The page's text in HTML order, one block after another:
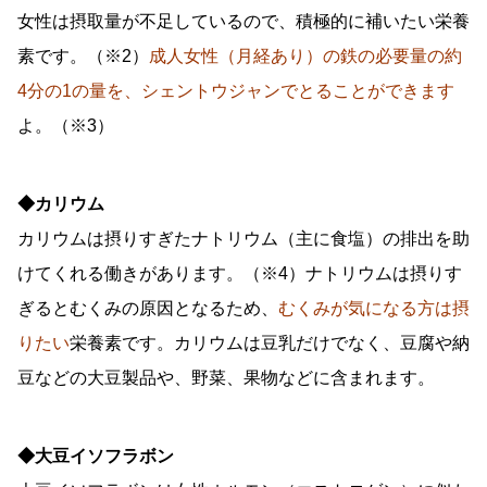
女性は摂取量が不足しているので、積極的に補いたい栄養
素です。（※2）
成人女性（月経あり）の鉄の必要量の約
4分の1の量を、シェントウジャンでとることができます
よ。（※3）
◆カリウム
カリウムは摂りすぎたナトリウム（主に食塩）の排出を助
けてくれる働きがあります。（※4）ナトリウムは摂りす
ぎるとむくみの原因となるため、 むくみが気になる方は摂
りたい栄養素です。カリウムは豆乳だけでなく、豆腐や納
豆などの大豆製品や、野菜、果物などに含まれます。
◆大豆イソフラボン